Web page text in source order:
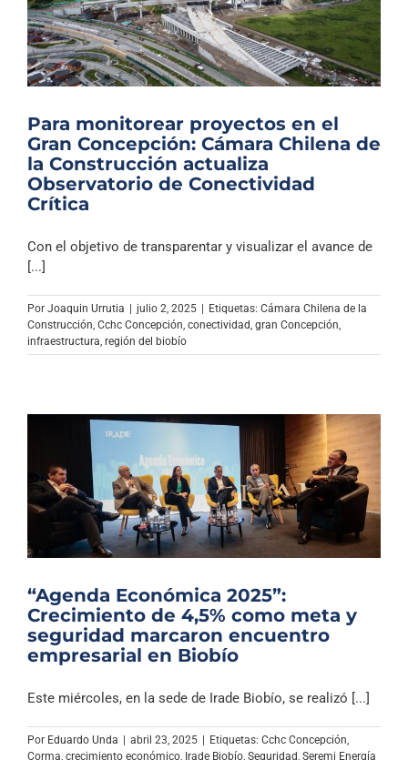
Para monitorear proyectos en el
Gran Concepción: Cámara Chilena de
la Construcción actualiza
Observatorio de Conectividad
Crítica
Con el objetivo de transparentar y visualizar el avance de
[...]
Por Joaquin Urrutia julio 2, 2025 Etiquetas: Cámara Chilena de la
Construcción, Cchc Concepción, conectividad, gran Concepción,
infraestructura, región del biobío
“Agenda Económica 2025”:
Crecimiento de 4,5% como meta y
seguridad marcaron encuentro
empresarial en Biobío
Este miércoles, en la sede de Irade Biobío, se realizó [...]
Por Eduardo Unda | abril 23, 2025 | Etiquetas: Cchc Concepción
Corma crecimiento económico Irade Biobío Seguridad Seremi Energía